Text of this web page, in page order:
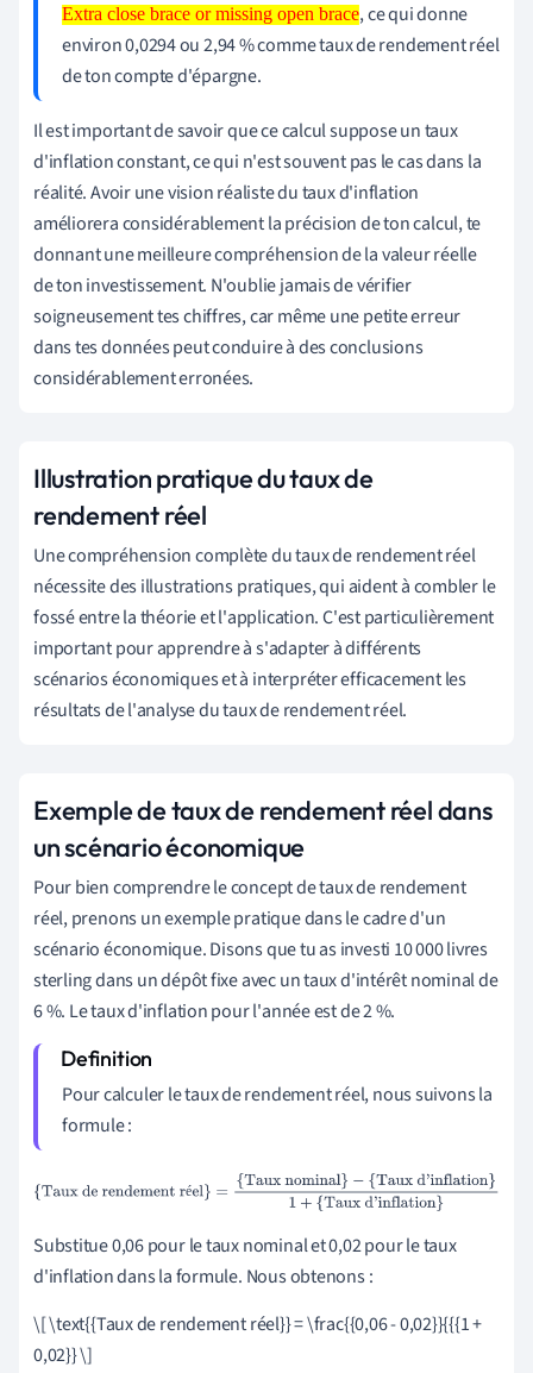
Extra close brace or missing open brace
Extra close brace or missing open
brace
, ce qui donne
environ 0,0294 ou 2,94 % comme taux de rendement réel
de ton compte d'épargne.
Il est important de savoir que ce calcul suppose un taux
d'inflation constant, ce qui n'est souvent pas le cas dans la
réalité. Avoir une vision réaliste du taux d'inflation
améliorera considérablement la précision de ton calcul, te
donnant une meilleure compréhension de la valeur réelle
de ton investissement. N'oublie jamais de vérifier
soigneusement tes chiffres, car même une petite erreur
dans tes données peut conduire à des conclusions
considérablement erronées.
Illustration pratique du taux de
rendement réel
Une compréhension complète du taux de rendement réel
nécessite des illustrations pratiques, qui aident à combler le
fossé entre la théorie et l'application. C'est particulièrement
important pour apprendre à s'adapter à différents
scénarios économiques et à interpréter efficacement les
résultats de l'analyse du taux de rendement réel.
Exemple de taux de rendement réel dans
un scénario économique
Pour bien comprendre le concept de taux de rendement
réel, prenons un exemple pratique dans le cadre d'un
scénario économique. Disons que tu as investi 10 000 livres
sterling dans un dépôt fixe avec un taux d'intérêt nominal de
6 %. Le taux d'inflation pour l'année est de 2 %.
Pour calculer le taux de rendement réel, nous suivons la
formule :
é
{Taux de rendement réel}={Taux nominal}−{Taux
{Taux d'inflation}
Substitue 0,06 pour le taux nominal et 0,02 pour le taux
d'inflation dans la formule. Nous obtenons :
\[ \text{{Taux de rendement réel}} = \frac{{0,06 - 0,02}}{{{1 +
0,02}} \]